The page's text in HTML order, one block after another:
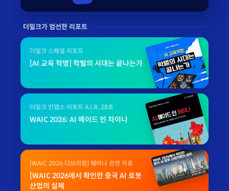
더밀크가 엄선한 리포트
더밀크 스페셜 리포트
[AI 교육 혁명] 학벌의 시대는 끝나는가
더밀크 인뎁스 리포트 A.I.R. 28호
WAIC 2026: AI 메이드 인 차이나
[WAIC 2026 디브리핑] 웨비나 강연 자료
[WAIC 2026에서 확인한 중국 AI 로봇
산업의 실체